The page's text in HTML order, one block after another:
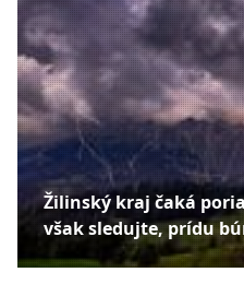
Žilinský kraj čaká
však sledujte, prídu